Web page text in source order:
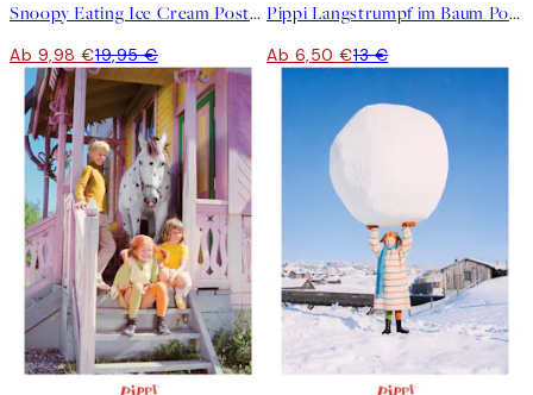
Snoopy Eating Ice Cream Poster
Ab 9,98 €19,95 €
Pippi Langstrumpf im Baum Poster
Ab 6,50 €13 €